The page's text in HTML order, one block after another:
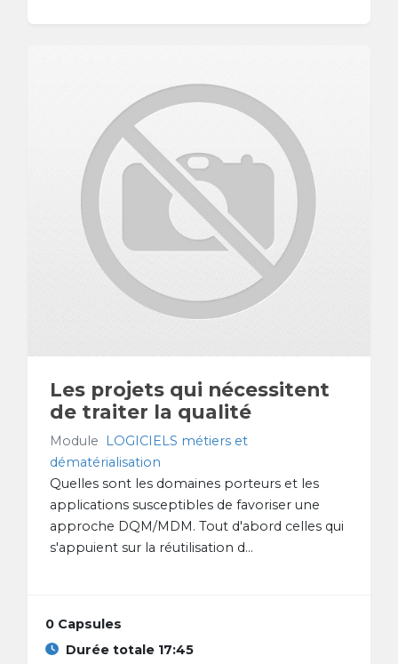
Les projets qui nécessitent
de traiter la qualité
Module
LOGICIELS métiers et
dématérialisation
Quelles sont les domaines porteurs et les
applications susceptibles de favoriser une
approche DQM/MDM. Tout d'abord celles qui
s'appuient sur la réutilisation d...
0 Capsules
Durée totale 17:45